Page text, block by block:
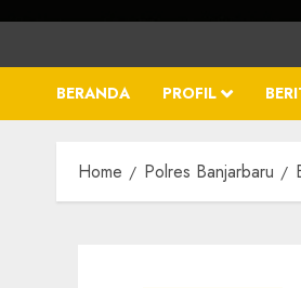
BERANDA PROFIL
Home Polres Banjarbaru